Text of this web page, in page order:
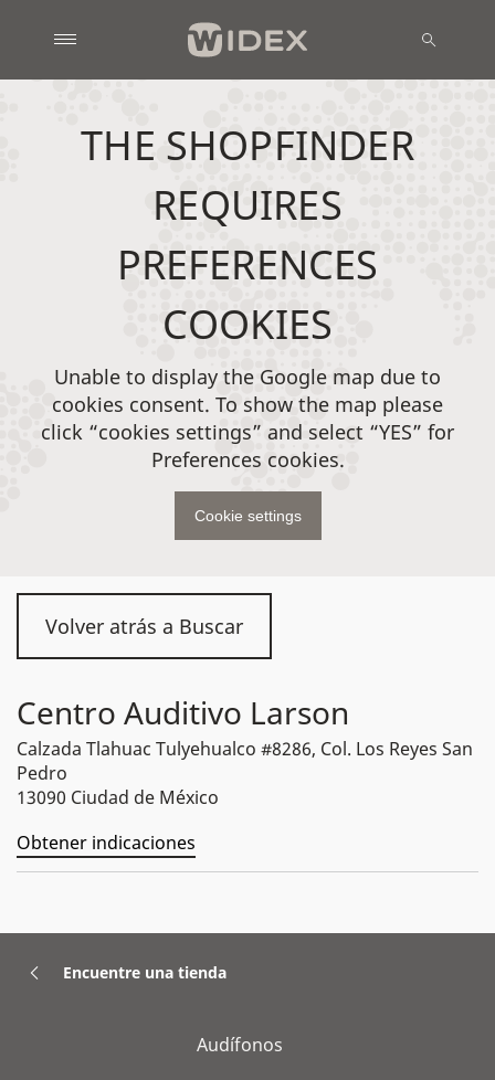
Volver atrás a Buscar
Centro Auditivo Larson
Calzada Tlahuac Tulyehualco #8286, Col. Los Reyes San
Pedro
13090 Ciudad de México
Obtener indicaciones
THE SHOPFINDER
REQUIRES
PREFERENCES
COOKIES
Unable to display the Google map due to
cookies consent. To show the map please
click “cookies settings” and select “YES” for
Preferences cookies.
Cookie settings
Encuentre una tienda
Audífonos